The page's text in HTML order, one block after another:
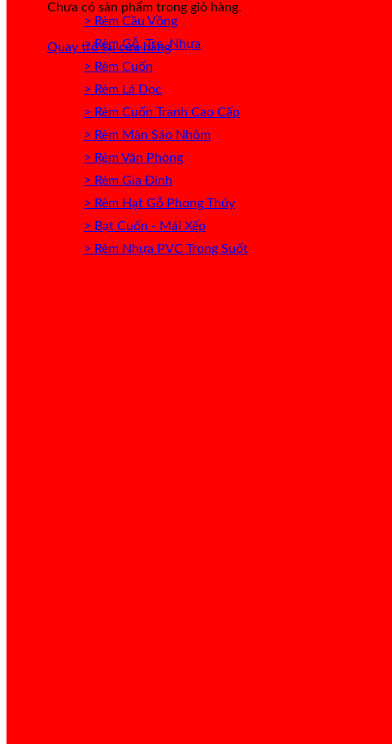
Chưa có sản phẩm trong giỏ hàng.
Quay trở lại cửa hàng
> Rèm Cầu Vồng
> Rèm Gỗ, Tre, Nhựa
> Rèm Cuốn
> Rèm Lá Dọc
> Rèm Cuốn Tranh Cao Cấp
> Rèm Màn Sáo Nhôm
> Rèm Văn Phòng
> Rèm Gia Đình
> Rèm Hạt Gỗ Phong Thủy
> Bạt Cuốn - Mái Xếp
> Rèm Nhựa PVC Trong Suốt